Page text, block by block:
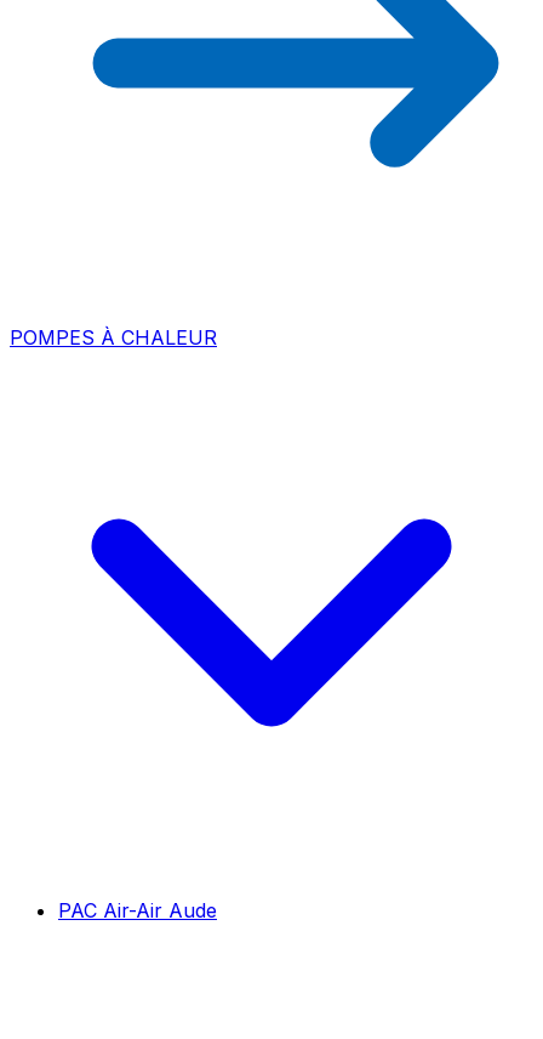
POMPES À CHALEUR
PAC Air-Air Aude